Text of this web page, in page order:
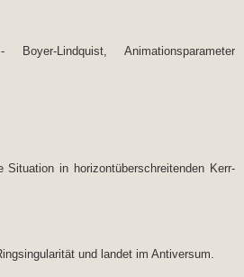
Lindquist, Animationsparameter
Situation in horizontüberschreitenden Kerr-
und landet im Antiversum.